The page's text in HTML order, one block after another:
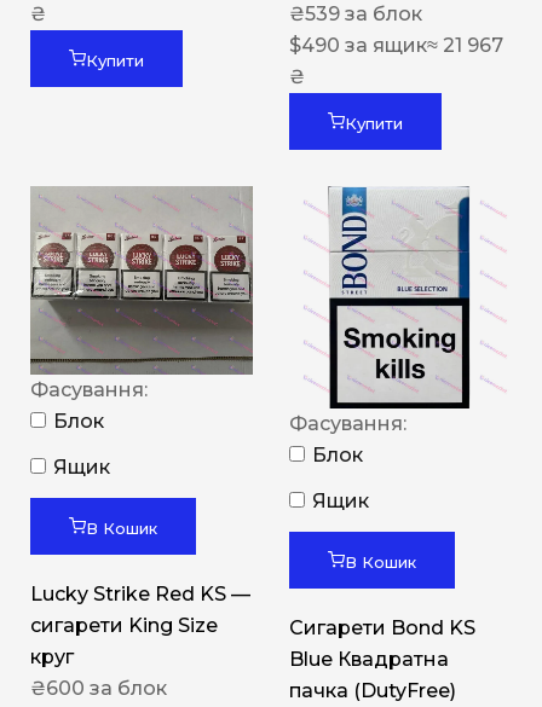
₴
Купити
₴539 за блок
$490 за ящик≈ 21 967
₴
Купити
Фасування:
Блок
Ящик
В Кошик
Lucky Strike Red KS —
сигарети King Size
круг
₴600 за блок
Фасування:
Блок
Ящик
В Кошик
Сигарети Bond KS
Blue Квадратна
пачка (DutyFree)